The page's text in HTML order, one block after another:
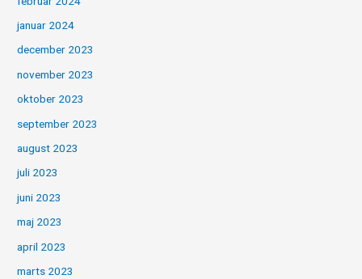
januar 2024
december 2023
november 2023
oktober 2023
september 2023
august 2023
juli 2023
juni 2023
maj 2023
april 2023
marts 2023